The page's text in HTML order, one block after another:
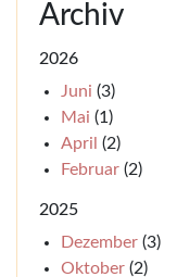
Archiv
2026
Juni (3)
Mai (1)
April (2)
Februar (2)
2025
Dezember (3)
Oktober (2)